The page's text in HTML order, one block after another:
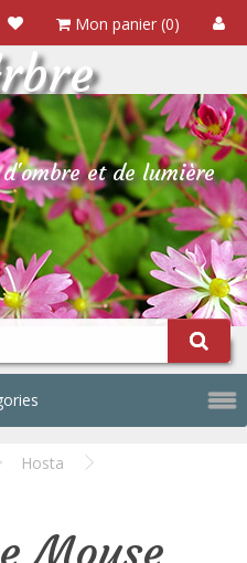
Mon panier (0)
et de lumière
Hosta
Mouse